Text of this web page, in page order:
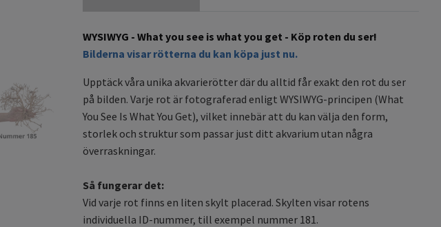
WYSIWYG - What you see is what you get - Köp roten du ser!
Bilderna visar rötterna du kan köpa just nu.
Upptäck våra unika akvarierötter där du alltid får exakt den rot du ser
på bilden. Varje rot är fotograferad enligt WYSIWYG-principen (What
You See Is What You Get), vilket innebär att du kan välja den form,
storlek och struktur som passar just ditt akvarium utan några
överraskningar.
Så fungerar det:
Vid varje rot finns en liten skylt placerad. Skylten visar rotens
individuella ID-nummer, till exempel nummer 181.